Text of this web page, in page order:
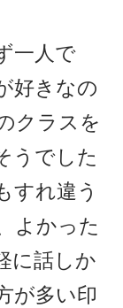
一人で
好きなの
クラスを
うでした
すれ違う
よかった
に話しか
が多い印